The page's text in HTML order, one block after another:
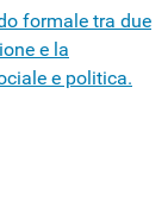
formale tra due
e la
e politica.